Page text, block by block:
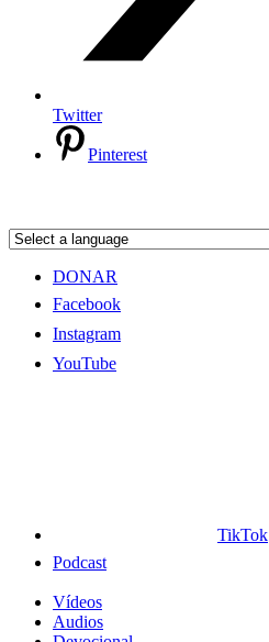
Twitter
Pinterest
DONAR
Facebook
Instagram
YouTube
TikTok
Podcast
Vídeos
Audios